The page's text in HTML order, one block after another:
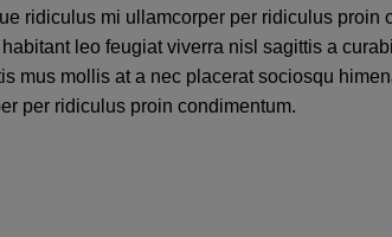
ridiculus mi ullamcorper per ridiculus proin
leo feugiat viverra nisl sagittis a
mus mollis at a nec placerat sociosqu
per ridiculus proin condimentum.